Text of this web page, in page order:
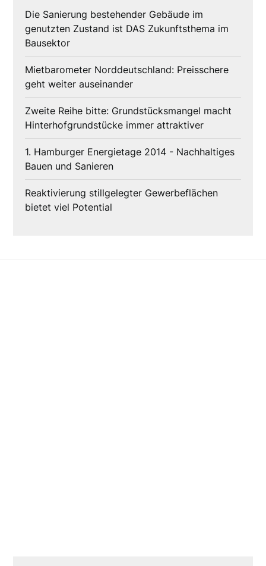
Die Sanierung bestehender Gebäude im
genutzten Zustand ist DAS Zukunftsthema im
Bausektor
Mietbarometer Norddeutschland: Preisschere
geht weiter auseinander
Zweite Reihe bitte: Grundstücksmangel macht
Hinterhofgrundstücke immer attraktiver
1. Hamburger Energietage 2014 - Nachhaltiges
Bauen und Sanieren
Reaktivierung stillgelegter Gewerbeflächen
bietet viel Potential